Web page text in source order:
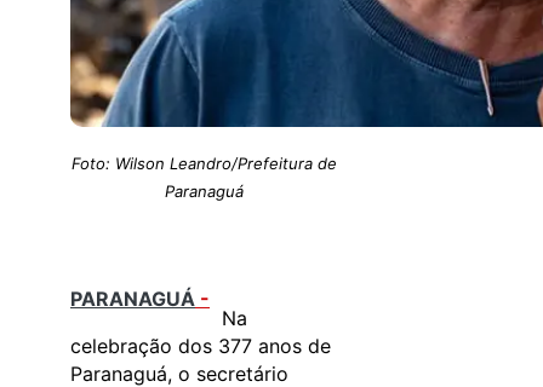
Foto: Wilson Leandro/Prefeitura de
Paranaguá
PARANAGUÁ -
Na
celebração dos 377 anos de
Paranaguá, o secretário